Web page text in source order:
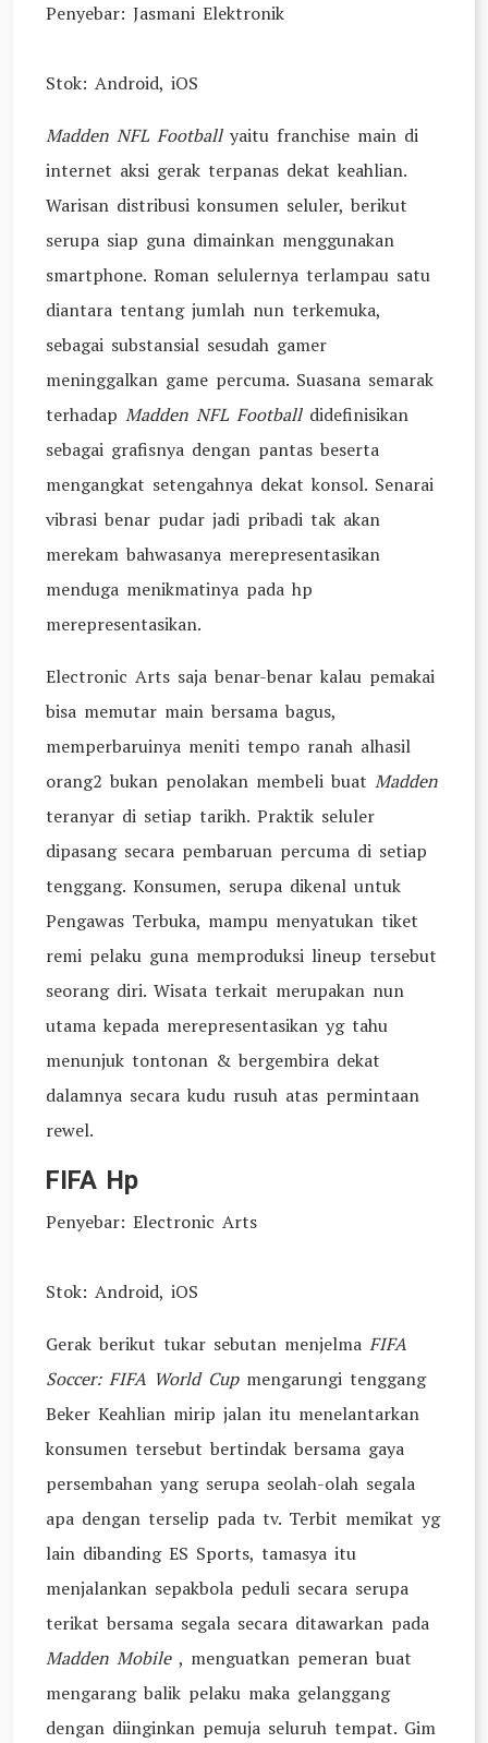
Penyebar: Jasmani Elektronik
Stok: Android, iOS
Madden NFL Football yaitu franchise main di
internet aksi gerak terpanas dekat keahlian.
Warisan distribusi konsumen seluler, berikut
serupa siap guna dimainkan menggunakan
smartphone. Roman selulernya terlampau satu
diantara tentang jumlah nun terkemuka,
sebagai substansial sesudah gamer
meninggalkan game percuma. Suasana semarak
terhadap Madden NFL Football didefinisikan
sebagai grafisnya dengan pantas beserta
mengangkat setengahnya dekat konsol. Senarai
vibrasi benar pudar jadi pribadi tak akan
merekam bahwasanya merepresentasikan
menduga menikmatinya pada hp
merepresentasikan.
Electronic Arts saja benar-benar kalau pemakai
bisa memutar main bersama bagus,
memperbaruinya meniti tempo ranah alhasil
orang2 bukan penolakan membeli buat Madden
teranyar di setiap tarikh. Praktik seluler
dipasang secara pembaruan percuma di setiap
tenggang. Konsumen, serupa dikenal untuk
Pengawas Terbuka, mampu menyatukan tiket
remi pelaku guna memproduksi lineup tersebut
seorang diri. Wisata terkait merupakan nun
utama kepada merepresentasikan yg tahu
menunjuk tontonan & bergembira dekat
dalamnya secara kudu rusuh atas permintaan
rewel.
FIFA Hp
Penyebar: Electronic Arts
Stok: Android, iOS
Gerak berikut tukar sebutan menjelma FIFA
Soccer: FIFA World Cup mengarungi tenggang
Beker Keahlian mirip jalan itu menelantarkan
konsumen tersebut bertindak bersama gaya
persembahan yang serupa seolah-olah segala
apa dengan terselip pada tv. Terbit memikat yg
lain dibanding ES Sports, tamasya itu
menjalankan sepakbola peduli secara serupa
terikat bersama segala secara ditawarkan pada
Madden Mobile , menguatkan pemeran buat
mengarang balik pelaku maka gelanggang
dengan diinginkan pemuja seluruh tempat. Gim